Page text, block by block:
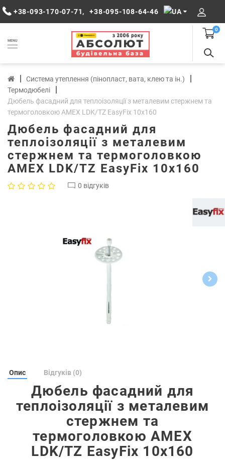
+38-093-170-07-71, +38-095-108-64-46
MENU
0
Система утеплення (пінопласт, вата, клею та ін.)
Термодюбелі
Дюбель фасадний для теплоізоляції з металевим стержнем та
термоголовкою AMEX LDK/TZ EasyFix 10х160
Дюбель фасадний для
теплоізоляції з металевим
стержнем та термоголовкою
AMEX LDK/TZ EasyFix 10х160
0 відгуків
Опис Відгуків (0)
Дюбель фасадний для
теплоізоляції з металевим
стержнем та
термоголовкою AMEX
LDK/TZ EasyFix 10х160